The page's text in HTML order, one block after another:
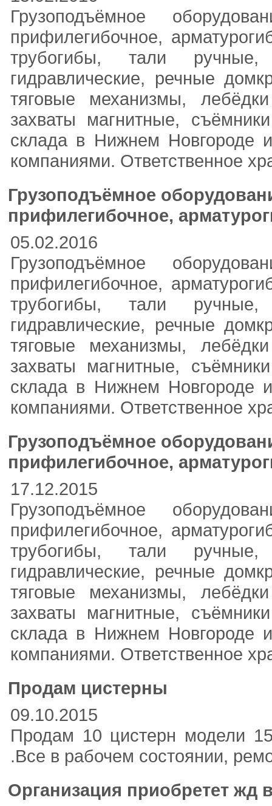
Грузоподъёмное
прифилегибочное,
трубогибы, тали
гидравлические, речные
тяговые механизмы,
захваты магнитные,
склада в Нижнем Новгороде
компаниями. Ответственное
Грузоподъёмное
прифилегибочное,
05.02.2016
Грузоподъёмное
прифилегибочное,
трубогибы, тали
гидравлические, речные
тяговые механизмы,
захваты магнитные,
склада в Нижнем Новгороде
компаниями. Ответственное
Грузоподъёмное
прифилегибочное,
17.12.2015
Грузоподъёмное
прифилегибочное,
трубогибы, тали
гидравлические, речные
тяговые механизмы,
захваты магнитные,
склада в Нижнем Новгороде
компаниями. Ответственное
Продам цистерны
09.10.2015
Продам 10 цистерн модели
.Все в рабочем состоянии,
Организация приобретет жд